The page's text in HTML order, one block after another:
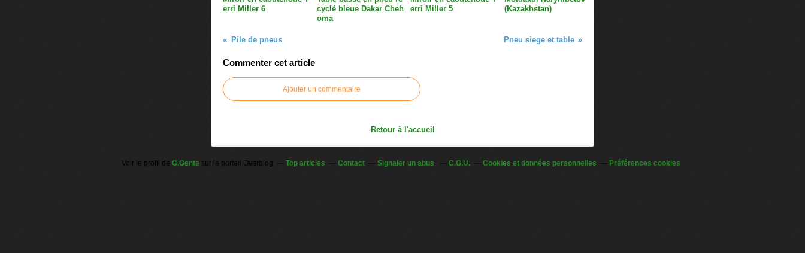
erri Miller 6
cyclé bleue Dakar Cheh
oma
erri Miller 5
(Kazakhstan)
Pile de pneus Pneu siege et table
Commenter cet article
Ajouter un commentaire
Retour à l'accueil
Voir le profil de G.Gentesur le portail Overblog Top articles Contact Signaler un abus C.G.U. Cookies et données personnelles Préférences cookies